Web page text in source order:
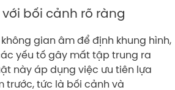
bối cảnh rõ ràng
gian âm để định khung hình,
yếu tố gây mất tập trung ra
này áp dụng việc ưu tiên lựa
trước, tức là bối cảnh và